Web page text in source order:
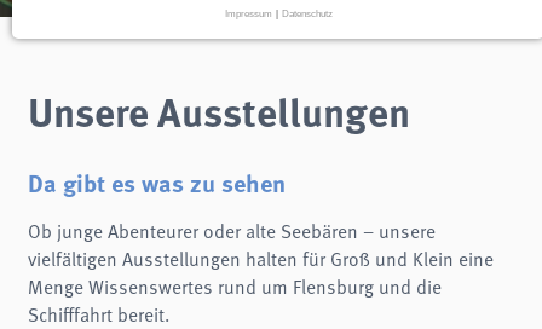
Unsere Ausstellungen
Da gibt es was zu sehen
Ob junge Abenteurer oder alte Seebären – unsere
vielfältigen Ausstellungen halten für Groß und Klein eine
Menge Wissenswertes rund um Flensburg und die
Schifffahrt bereit.
Frontend User
schifffahrtsmuseum-flensburg.de
Zweck:
Cookie Laufzeit:
Impressum | Datenschutz